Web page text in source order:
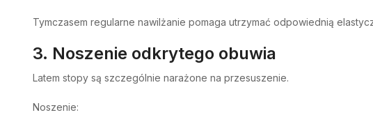
Tymczasem regularne nawilżanie pomaga utrzymać odpowiednią
3. Noszenie odkrytego obuwia
Latem stopy są szczególnie narażone na przesuszenie.
Noszenie: